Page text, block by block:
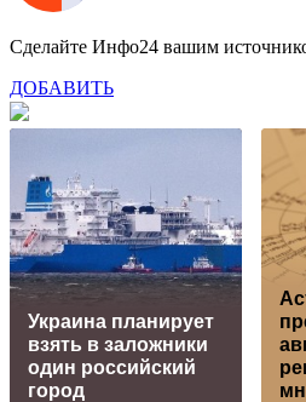
Сделайте Инфо24 вашим
ДОБАВИТЬ
Украина планирует
взять в заложники
один российский
город